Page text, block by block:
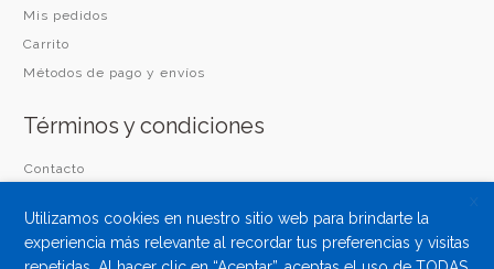
Mis pedidos
Carrito
Métodos de pago y envíos
Términos y condiciones
Contacto
Términos y condiciones
Condiciones de venta
Utilizamos cookies en nuestro sitio web para brindarte la
experiencia más relevante al recordar tus preferencias y visitas